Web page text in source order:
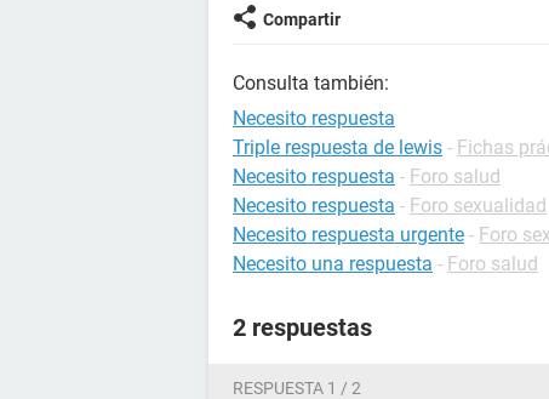
Compartir
Consulta también:
Necesito respuesta
Triple respuesta de lewis - Fichas
Necesito respuesta - Foro salud
Necesito respuesta - Foro sexualidad
Necesito respuesta urgente - Foro
Necesito una respuesta - Foro salud
2 respuestas
RESPUESTA 1 / 2